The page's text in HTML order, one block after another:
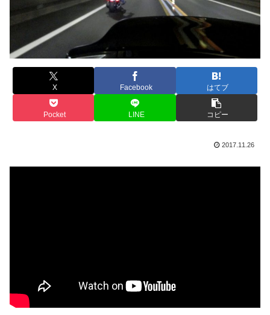
X Facebook はてブ
Pocket LINE コピー
2017.11.26